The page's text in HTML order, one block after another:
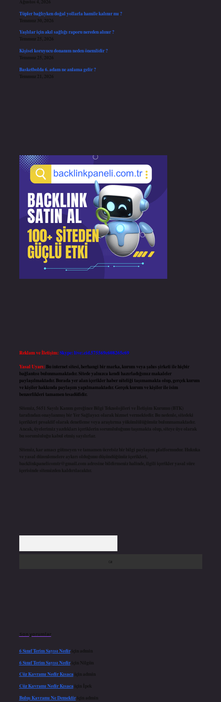
Ağustos 4, 2026
Tüpler bağlıyken doğal yollarla hamile kalınır mı ?
Temmuz 30, 2026
Yaşlılar için akıl sağlığı raporu nereden alınır ?
Temmuz 25, 2026
Kişisel koruyucu donanım neden önemlidir ?
Temmuz 25, 2026
Basketbolda 6. adam ne anlama gelir ?
Temmuz 21, 2026
Reklam ve İletişim:Skype: live:.cid.575569c608265c69
Yasal Uyarı: Bu internet sitesi, herhangi bir marka, kurum veya şahıs şirketi ile hiçbir
bağlantısı bulunmamaktadır. Sitede yalnızca kendi hazırladığımız makaleler
paylaşılmaktadır. Burada yer alan içerikler haber niteliği taşımamakta olup, gerçek kurum
ve kişiler hakkında paylaşım yapılmamaktadır. Gerçek kurum ve kişiler ile isim
benzerlikleri tamamen tesadüfidir.
Sitemiz, 5651 Sayılı Kanun gereğince Bilgi Teknolojileri ve İletişim Kurumu (BTK)
tarafından onaylanmış bir Yer Sağlayıcı olarak hizmet vermektedir. Bu nedenle, sitedeki
içerikleri proaktif olarak denetleme veya araştırma yükümlülüğümüz bulunmamaktadır.
Ancak, üyelerimiz yazdıkları içeriklerin sorumluluğunu taşımakta olup, siteye üye olarak
bu sorumluluğu kabul etmiş sayılırlar.
Sitemiz, kar amacı gütmeyen ve tamamen ücretsiz bir bilgi paylaşım platformudur. Hukuka
ve yasal düzenlemelere aykırı olduğunu düşündüğünüz içerikleri,
backlinkpanelicomtr@gmail.com adresine bildirmeniz halinde, ilgili içerikler yasal süre
içerisinde sitemizden kaldırılacaktır.
Son yorumlar
6 Sınıf Terim Sayısı Nediriçin admin
6 Sınıf Terim Sayısı Nediriçin Nilgün
Cüz Kavramı Nedir Kısacaiçin admin
Cüz Kavramı Nedir Kısacaiçin
İpek
Buluş Kavramı Ne Demektiriçin admin